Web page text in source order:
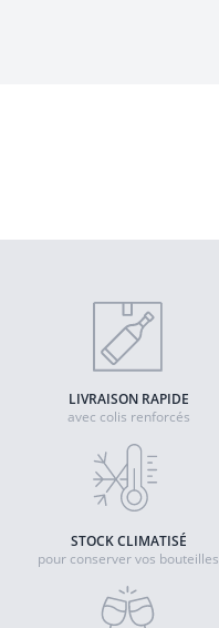
LIVRAISON RAPIDE
avec colis renforcés
STOCK CLIMATISÉ
pour conserver vos bouteilles